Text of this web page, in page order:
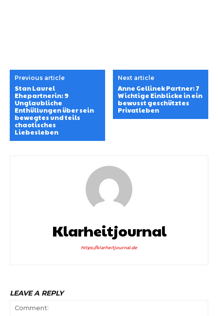
Previous article
Stan Laurel
Ehepartnerin: 9
Unglaubliche
Enthüllungen über sein
bewegtes und teils
chaotisches
Liebesleben
Next article
Anne Gellinek Partner: 7
Wichtige Einblicke in ein
bewusst geschütztes
Privatleben
Klarheitjournal
https://klarheitjournal.de
LEAVE A REPLY